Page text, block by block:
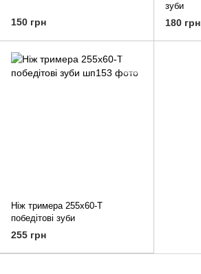
150 грн
зуби
180 грн
Ніж тримера 255х60-T
победітові зуби
255 грн